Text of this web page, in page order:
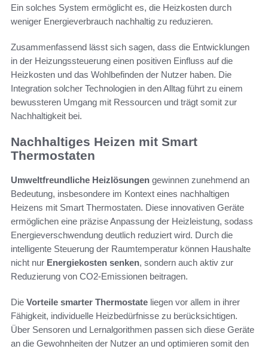
Ein solches System ermöglicht es, die Heizkosten durch
weniger Energieverbrauch nachhaltig zu reduzieren.
Zusammenfassend lässt sich sagen, dass die Entwicklungen
in der Heizungssteuerung einen positiven Einfluss auf die
Heizkosten und das Wohlbefinden der Nutzer haben. Die
Integration solcher Technologien in den Alltag führt zu einem
bewussteren Umgang mit Ressourcen und trägt somit zur
Nachhaltigkeit bei.
Nachhaltiges Heizen mit Smart
Thermostaten
Umweltfreundliche Heizlösungen gewinnen zunehmend an
Bedeutung, insbesondere im Kontext eines nachhaltigen
Heizens mit Smart Thermostaten. Diese innovativen Geräte
ermöglichen eine präzise Anpassung der Heizleistung, sodass
Energieverschwendung deutlich reduziert wird. Durch die
intelligente Steuerung der Raumtemperatur können Haushalte
nicht nur Energiekosten senken, sondern auch aktiv zur
Reduzierung von CO2-Emissionen beitragen.
Die Vorteile smarter Thermostate liegen vor allem in ihrer
Fähigkeit, individuelle Heizbedürfnisse zu berücksichtigen.
Über Sensoren und Lernalgorithmen passen sich diese Geräte
an die Gewohnheiten der Nutzer an und optimieren somit den